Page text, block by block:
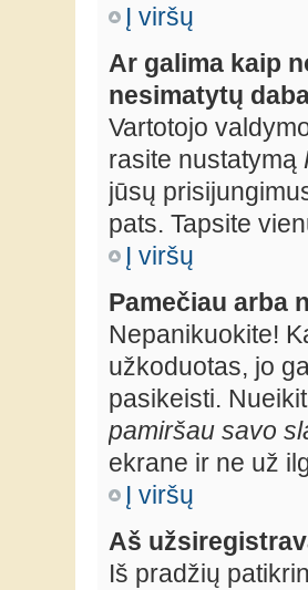
Į viršų
Ar galima kaip
nesimatytų
Vartotojo
rasite nustatymą
jūsų
pats. Tapsite
Į viršų
Pamečiau arba
Nepanikuokite!
užkoduotas, jo
pasikeisti.
pamiršau savo
ekrane ir ne už
Į viršų
Aš
Iš pradžių